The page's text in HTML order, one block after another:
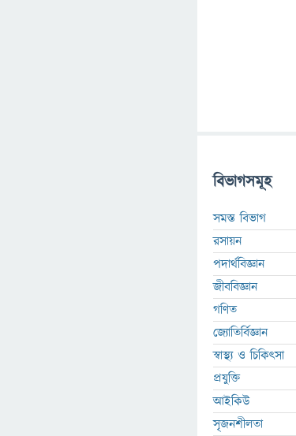
বিভাগসমূহ
সমস্ত বিভাগ
রসায়ন
পদার্থবিজ্ঞান
জীববিজ্ঞান
গণিত
জ্যোতির্বিজ্ঞান
স্বাস্থ্য ও চিকিৎসা
প্রযুক্তি
আইকিউ
সৃজনশীলতা